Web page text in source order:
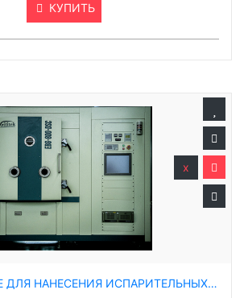
КУПИТЬ
ОБОРУДОВАНИЕ ДЛЯ НАНЕСЕНИЯ ИСПАРИТЕЛЬНЫХ ПОКРЫТИЙ
x